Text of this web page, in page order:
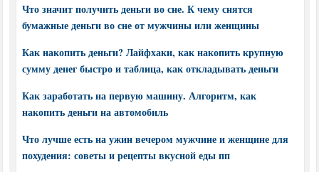
Что значит получить деньги во сне. К чему снятся
бумажные деньги во сне от мужчины или женщины
Как накопить деньги? Лайфхаки, как накопить крупную
сумму денег быстро и таблица, как откладывать деньги
Как заработать на первую машину. Алгоритм, как
накопить деньги на автомобиль
Что лучше есть на ужин вечером мужчине и женщине для
похудения: советы и рецепты вкусной еды пп